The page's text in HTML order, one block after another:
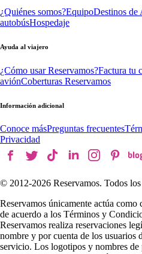
¿Quiénes somos?EquipoDestinos de
autobúsHospedaje
Ayuda al viajero
¿Cómo usar Reservamos?Factura tu
aviónCoberturas Reservamos
Información adicional
Conoce másPreguntas frecuentes
Privacidad
© 2012-2026 Reservamos. Todos
Reservamos únicamente actúa
de acuerdo a los Términos y
Reservamos realiza reservaciones
nombre y por cuenta de los usuarios
servicio. Los logotipos y nombres de